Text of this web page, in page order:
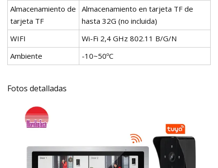
Almacenamiento de
tarjeta TF
Almacenamiento en tarjeta TF de
hasta 32G (no incluida)
WIFI
Wi-Fi 2,4 GHz 802.11 B/G/N
Ambiente
-10~50ºC
Fotos detalladas